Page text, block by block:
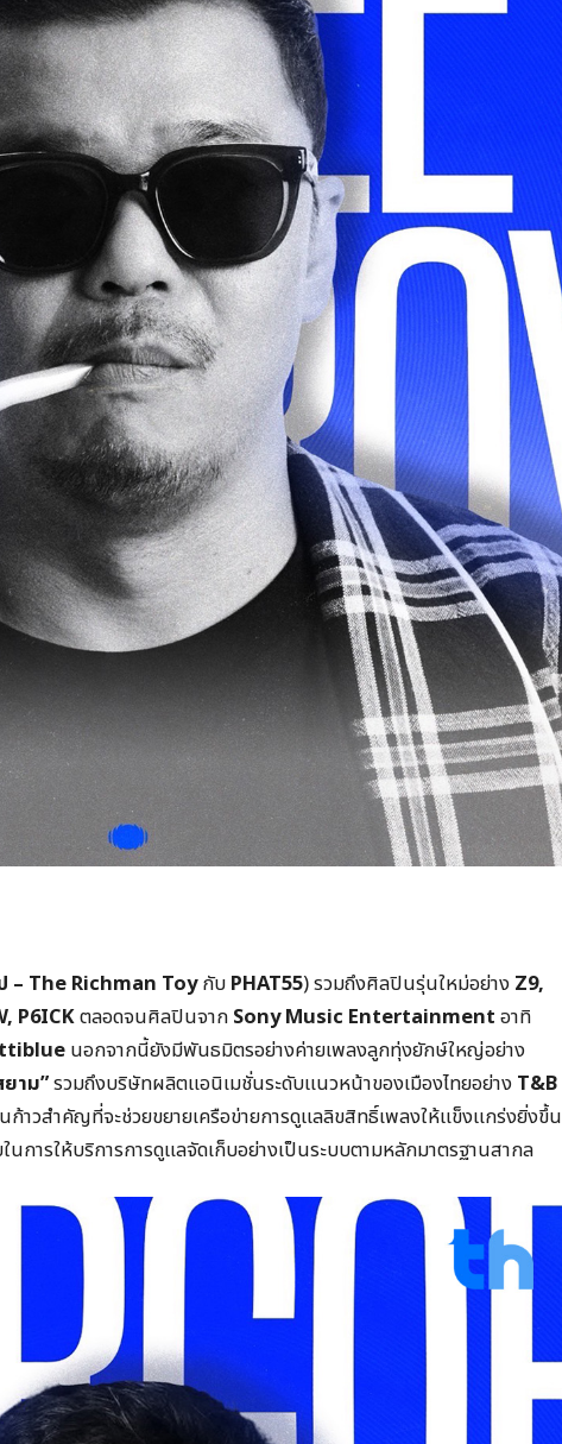
– The Richman Toyกับ PHAT55) รวมถึงศิลปินรุ่นใหม่อย่าง Z9,
P6ICKตลอดจนศิลปินจาก Sony Music Entertainment อาทิ
นอกจากนี้ยังมีพันธมิตรอย่างค่ายเพลงลูกทุ่งยักษ์ใหญ่อย่าง
ยาม”รวมถึงบริษัทผลิตแอนิเมชั่นระดับแนวหน้าของเมืองไทยอย่าง T&B
ก้าวสำคัญที่จะช่วยขยายเครือข่ายการดูแลลิขสิทธิ์เพลงให้แข็งแกร่งยิ่งขึ้น
การให้บริการการดูแลจัดเก็บอย่างเป็นระบบตามหลักมาตรฐานสากล